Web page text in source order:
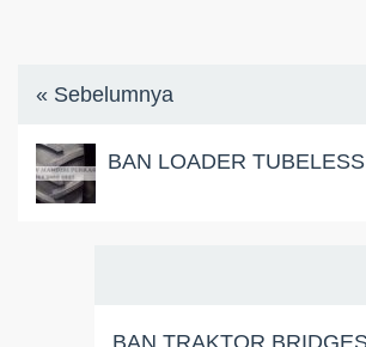
« Sebelumnya
BAN LOADER TUBELESS
BAN TRAKTOR